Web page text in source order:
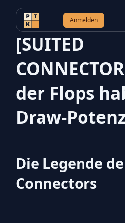
Anmelden
[SUITED
der Flops
Draw-
Die Legende
Connectors